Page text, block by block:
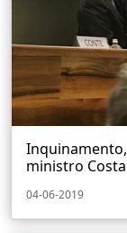
ministro
04-06-2019